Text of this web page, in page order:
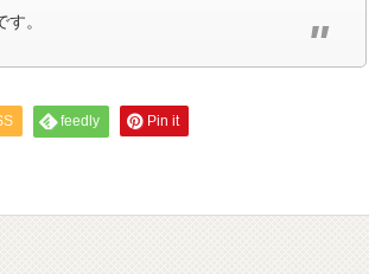
。
feedly Pin it